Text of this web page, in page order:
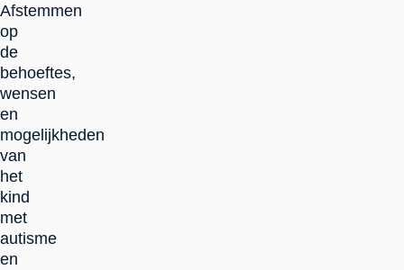
Afstemmen
op
de
behoeftes,
wensen
en
mogelijkheden
van
het
kind
met
autisme
en